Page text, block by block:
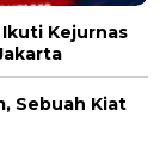
Ikuti Kejurnas
Sebuah Kiat